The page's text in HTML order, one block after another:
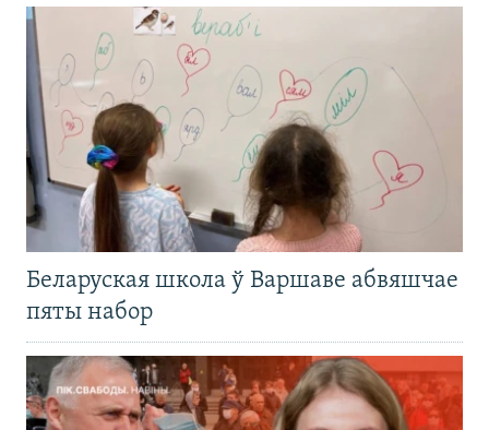
Беларуская школа ў Варшаве абвяшчае
пяты набор